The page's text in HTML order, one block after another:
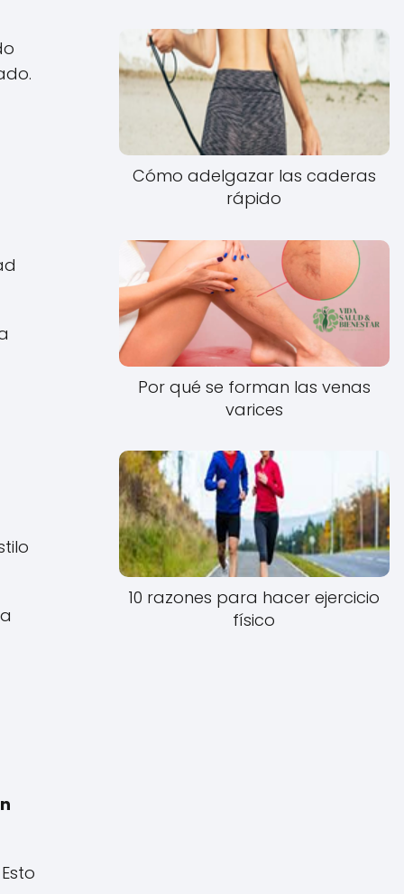
Cómo adelgazar las caderas
rápido
Por qué se forman las venas
varices
10 razones para hacer ejercicio
físico